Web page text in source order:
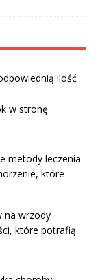
ilość
w stronę
metody leczenia
które
na wrzody
które potrafią